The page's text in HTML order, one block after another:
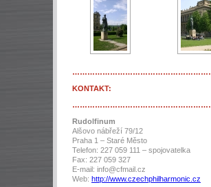
KONTAKT:
Rudolfinum
Alšovo nábřeží 79/12
Praha 1 – Staré Město
Telefon: 227 059 111 – spojovatelka
Fax: 227 059 327
E-mail: info@cfmail.cz
Web: http://www.czechphilharmonic.cz